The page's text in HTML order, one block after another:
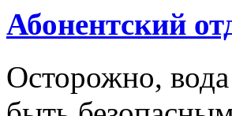
Абонентский
Осторожно,